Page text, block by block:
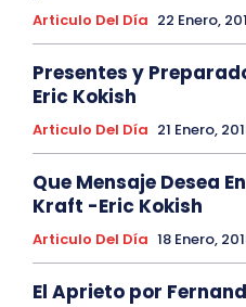
Articulo Del Día 22 Enero,
Presentes y
Eric Kokish
Articulo Del Día 21 Enero,
Que Mensaje Desea
Kraft -Eric Kokish
Articulo Del Día 18 Enero,
El Aprieto por